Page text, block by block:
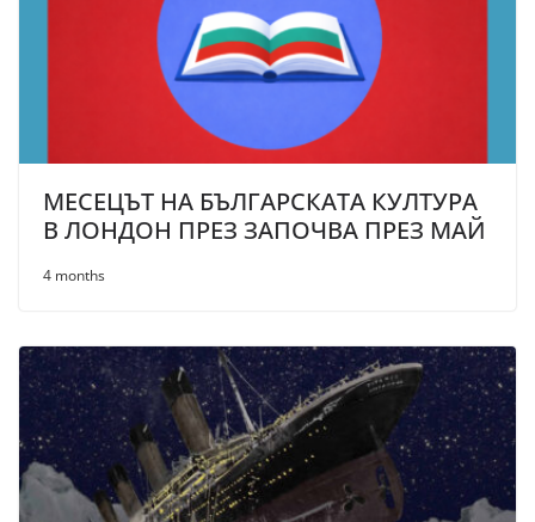
МЕСЕЦЪТ НА БЪЛГАРСКАТА КУЛТУРА
В ЛОНДОН ПРЕЗ ЗАПОЧВА ПРЕЗ МАЙ
4 months